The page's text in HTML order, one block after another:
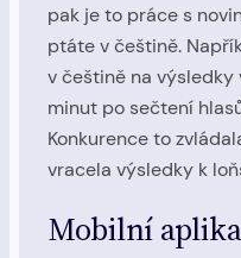
pak je to práce s
ptáte v češtině.
v češtině na výsledky
minut po sečtení
Konkurence to
vracela výsledky k
Mobilní